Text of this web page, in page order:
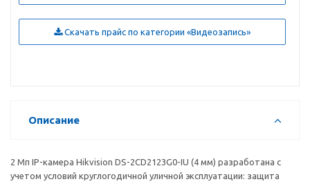
Скачать прайс по категории «Видеозапись»
Описание
2 Мп IP-камера Hikvision DS-2CD2123G0-IU (4 мм) разработана с
учетом условий круглогодичной уличной эксплуатации: защита